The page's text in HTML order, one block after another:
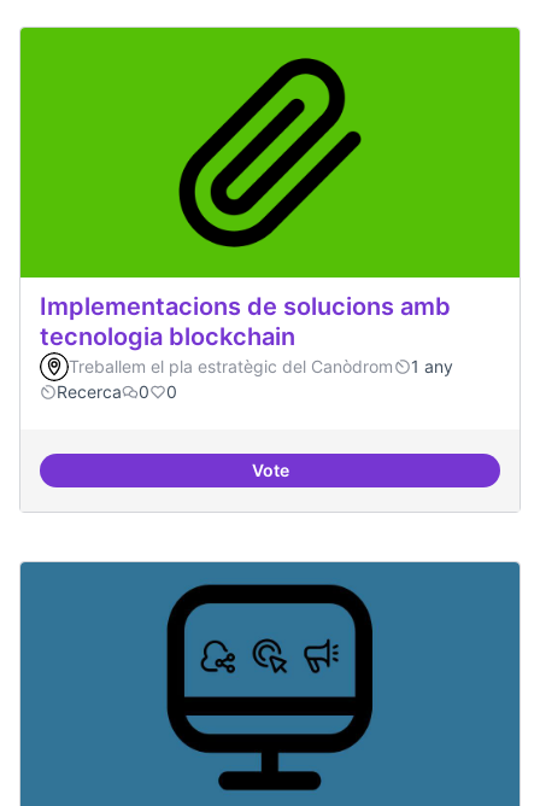
Implementacions de solucions amb
tecnologia blockchain
Treballem el pla estratègic del Canòdrom
1 any
Recerca
0 0
VoteImplementacions de solucions